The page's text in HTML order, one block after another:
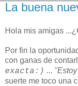
La buena
Hola mis amigas
Por fin la
con ganas de
exacta:) ...
suerte me toco una